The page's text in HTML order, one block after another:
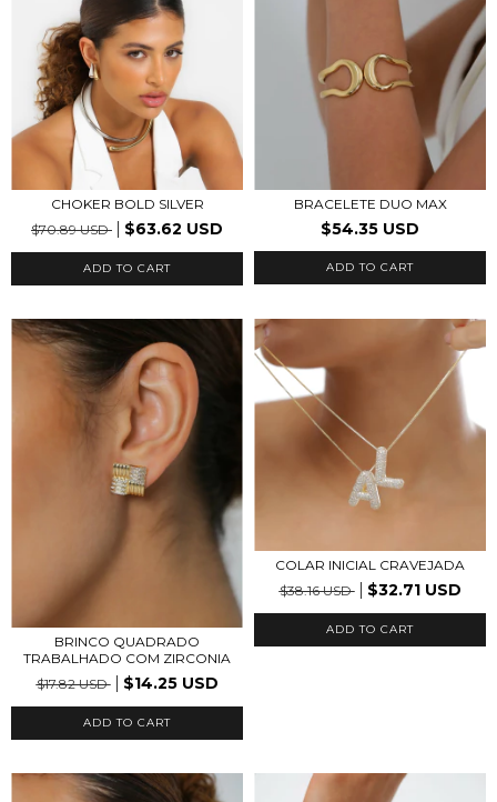
CHOKER BOLD SILVER
$70.89 USD
$63.62 USD
ADD TO CART
BRACELETE DUO MAX
$54.35 USD
ADD TO CART
BRINCO QUADRADO
TRABALHADO COM ZIRCONIA
$17.82 USD
$14.25 USD
ADD TO CART
COLAR INICIAL CRAVEJADA
$38.16 USD
$32.71 USD
ADD TO CART